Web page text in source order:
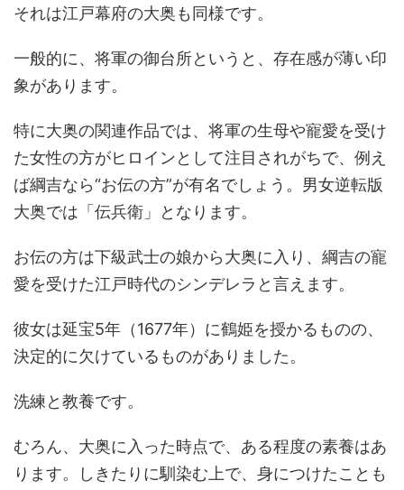
それは江戸幕府の大奥も同様です。
一般的に、将軍の御台所というと、存在感が薄い印
象があります。
特に大奥の関連作品では、将軍の生母や寵愛を受け
た女性の方がヒロインとして注目されがちで、例え
ば綱吉なら“お伝の方”が有名でしょう。男女逆転版
大奥では「伝兵衛」となります。
お伝の方は下級武士の娘から大奥に入り、綱吉の寵
愛を受けた江戸時代のシンデレラと言えます。
彼女は延宝5年（1677年）に鶴姫を授かるものの、
決定的に欠けているものがありました。
洗練と教養です。
むろん、大奥に入った時点で、ある程度の素養はあ
ります。しきたりに馴染む上で、身につけたことも